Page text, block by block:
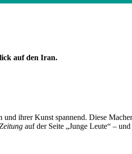
auf den Iran.
ihrer Kunst spannend. Diese
auf der Seite „Junge Leute“ –